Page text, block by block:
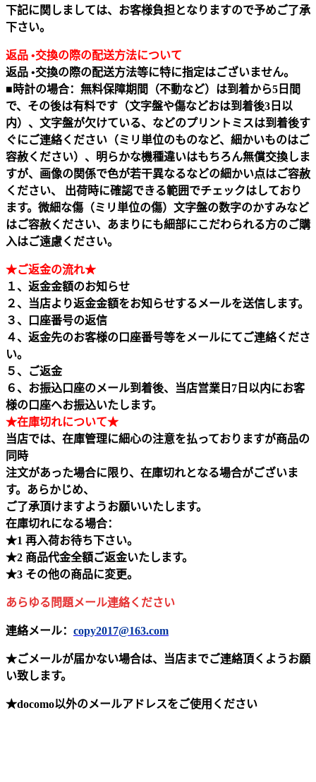
下記に関しましては、お客様負担となりますので予めご了承
下さい。
返品 •交換の際の配送方法について
返品 •交換の際の配送方法等に特に指定はございません。
■時計の場合：無料保障期間（不動など）は到着から5日間
で、その後は有料です（文字盤や傷などおは到着後3日以
内）、文字盤が欠けている、などのプリントミスは到着後す
ぐにご連絡ください（ミリ単位のものなど、細かいものはご
容赦ください）、明らかな機種違いはもちろん無償交換しま
すが、画像の関係で色が若干異なるなどの細かい点はご容赦
ください、 出荷時に確認できる範囲でチェックはしており
ます。微細な傷（ミリ単位の傷）文字盤の数字のかすみなど
はご容赦ください、あまりにも細部にこだわられる方のご購
入はご遠慮ください。
★ご返金の流れ★
１、返金金額のお知らせ
２、当店より返金金額をお知らせするメールを送信します。
３、口座番号の返信
４、返金先のお客様の口座番号等をメールにてご連絡くださ
い。
５、ご返金
６、お振込口座のメール到着後、当店営業日7日以内にお客
様の口座へお振込いたします。
★在庫切れについて★
当店では、在庫管理に細心の注意を払っておりますが商品の
同時
注文があった場合に限り、在庫切れとなる場合がございま
す。あらかじめ、
ご了承頂けますようお願いいたします。
在庫切れになる場合：
★1 再入荷お待ち下さい。
★2 商品代金全額ご返金いたします。
★3 その他の商品に変更。
あらゆる問題メール連絡ください
連絡メール： copy2017@163.com
★ごメールが届かない場合は、当店までご連絡頂くようお願
い致します。
★docomo以外のメールアドレスをご使用ください